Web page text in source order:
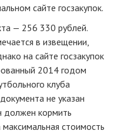
сайте госзакупок.
— 256 330 рублей.
в извещении,
на сайте госзакупок
2014 годом
клуба
не указан
должен кормить
стоимость